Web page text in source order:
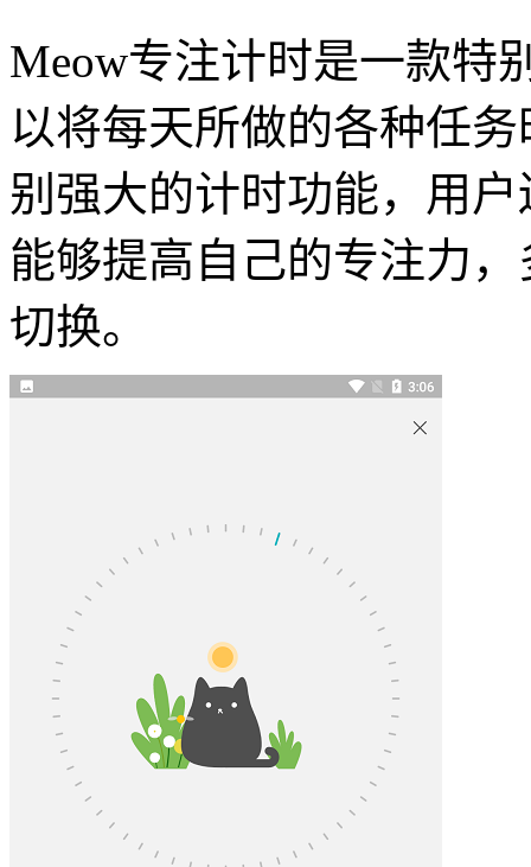
Meow专注计时是一款特
以将每天所做的各种任
别强大的计时功能，用
能够提高自己的专注力
切换。